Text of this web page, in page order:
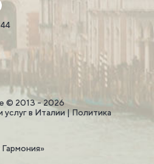
© 2013 - 2026
услуг в Италии |Политика